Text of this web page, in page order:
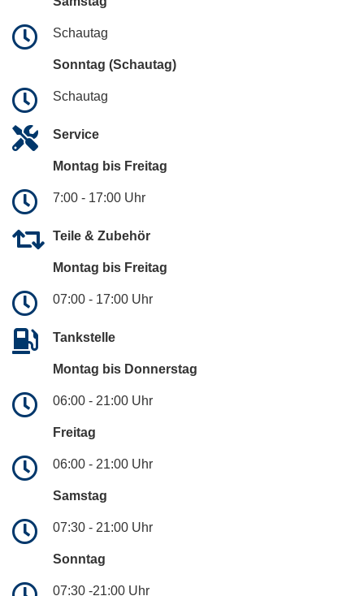
Schautag
Sonntag (Schautag)
Schautag
Service
Montag bis Freitag
7:00 - 17:00 Uhr
Teile & Zubehör
Montag bis Freitag
07:00 - 17:00 Uhr
Tankstelle
Montag bis Donnerstag
06:00 - 21:00 Uhr
Freitag
06:00 - 21:00 Uhr
Samstag
07:30 - 21:00 Uhr
Sonntag
07:30 -21:00 Uhr